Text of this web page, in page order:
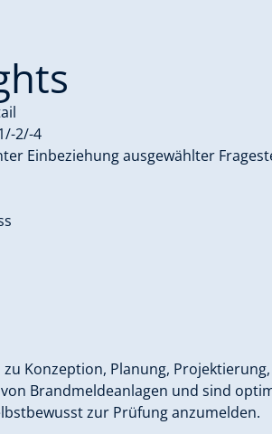
2/-4
Einbeziehung ausgewählter
zu Konzeption, Planung,
Brandmeldeanlagen und sind
zur Prüfung anzumelden.